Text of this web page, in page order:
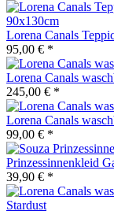
Lorena Canals
95,00 € *
Lorena Canals
245,00 € *
Lorena Canals
99,00 € *
Prinzessinnenkleid
39,90 € *